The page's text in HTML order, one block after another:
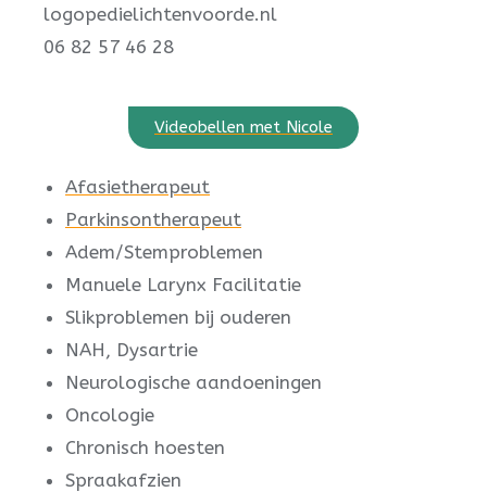
logopedielichtenvoorde.nl
06 82 57 46 28
Videobellen met Nicole
Afasietherapeut
Parkinsontherapeut
Adem/Stemproblemen
Manuele Larynx Facilitatie
Slikproblemen bij ouderen
NAH, Dysartrie
Neurologische aandoeningen
Oncologie
Chronisch hoesten
Spraakafzien